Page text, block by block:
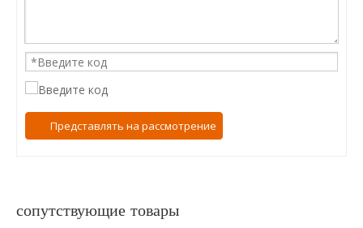
Представлять на рассмотрение
сопутствующие товары